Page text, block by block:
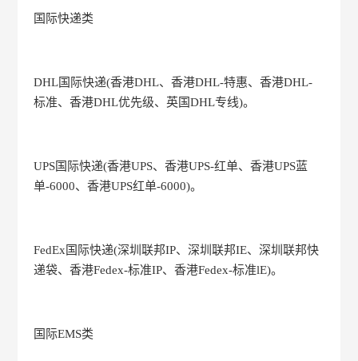
国际快递类
DHL国际快递(香港DHL、香港DHL-特惠、香港DHL-
标准、香港DHL优先级、英国DHL专线)。
UPS国际快递(香港UPS、香港UPS-红单、香港UPS蓝
单-6000、香港UPS红单-6000)。
FedEx国际快递(深圳联邦IP、深圳联邦IE、深圳联邦快
递袋、香港Fedex-标准IP、香港Fedex-标准lE)。
国际EMS类